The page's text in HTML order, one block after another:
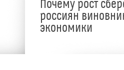
Почему рост
россиян
экономики